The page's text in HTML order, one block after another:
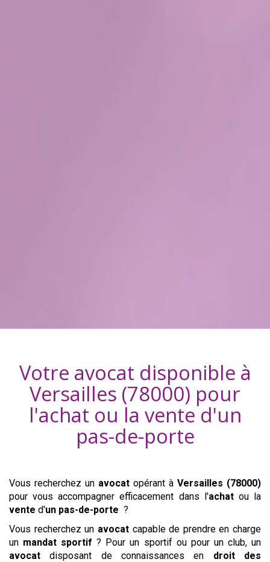
Votre avocat disponible à
Versailles (78000) pour
l'achat ou la vente d'un
pas-de-porte
Vous recherchez un avocat opérant à Versailles (78000)
pour vous accompagner efficacement dans l'achatou la
vente d'un pas-de-porte ?
Vous recherchez un avocatcapable de prendre en charge
un mandat sportif ? Pour un sportif ou pour un club, un
avocat disposant de connaissances en droit des